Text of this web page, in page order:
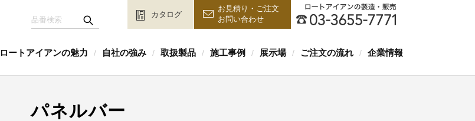
カタログ
お見積り・ご注文
お問い合わせ
ロートアイアンの魅力 / 自社の強み / 取扱製品 / 施工事例 / 展示場 / ご注文の流れ / 企業情報
パネルバー